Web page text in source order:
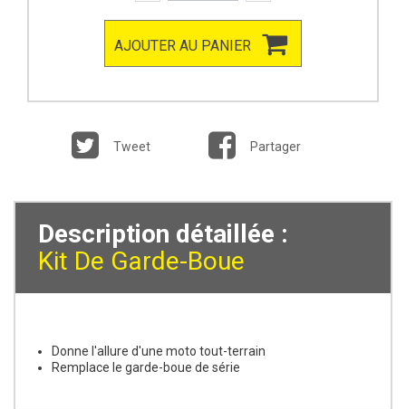
AJOUTER AU PANIER
Tweet Partager
Description détaillée :
Kit De Garde-Boue
Donne l'allure d'une moto tout-terrain
Remplace le garde-boue de série